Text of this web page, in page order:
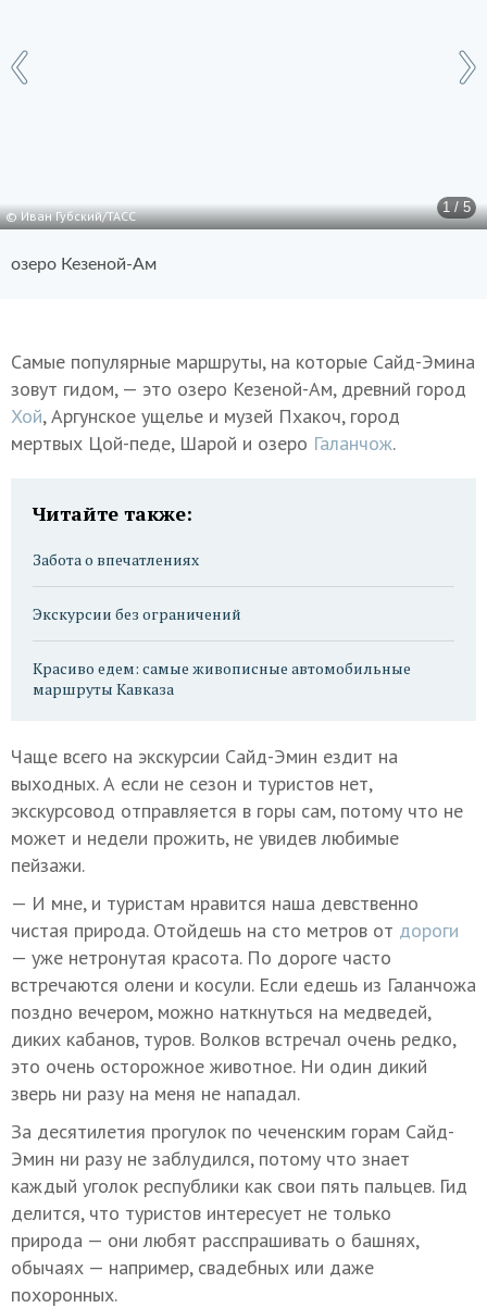
1 / 5
© Иван Губский/ТАСС
озеро Кезеной-Ам
Самые популярные маршруты, на которые Сайд-Эмина
зовут гидом, — это озеро Кезеной-Ам, древний город
Хой, Аргунское ущелье и музей Пхакоч, город
мертвых Цой-педе, Шарой и озеро Галанчож.
Читайте также:
Забота о впечатлениях
Экскурсии без ограничений
Красиво едем: самые живописные автомобильные
маршруты Кавказа
Чаще всего на экскурсии Сайд-Эмин ездит на
выходных. А если не сезон и туристов нет,
экскурсовод отправляется в горы сам, потому что не
может и недели прожить, не увидев любимые
пейзажи.
— И мне, и туристам нравится наша девственно
чистая природа. Отойдешь на сто метров от дороги
— уже нетронутая красота. По дороге часто
встречаются олени и косули. Если едешь из Галанчожа
поздно вечером, можно наткнуться на медведей,
диких кабанов, туров. Волков встречал очень редко,
это очень осторожное животное. Ни один дикий
зверь ни разу на меня не нападал.
За десятилетия прогулок по чеченским горам Сайд-
Эмин ни разу не заблудился, потому что знает
каждый уголок республики как свои пять пальцев. Гид
делится, что туристов интересует не только
природа — они любят расспрашивать о башнях,
обычаях — например, свадебных или даже
похоронных.